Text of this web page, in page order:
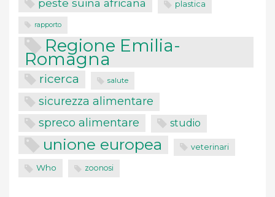
peste suina africana plastica
rapporto
Regione Emilia-
Romagna
ricerca salute
sicurezza alimentare
spreco alimentare studio
unione europea veterinari
Who zoonosi